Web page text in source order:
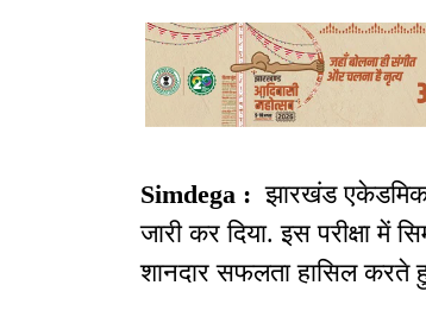
Simdega : झारखंड एकेडमिक
जारी कर दिया. इस परीक्षा में
शानदार सफलता हासिल करते